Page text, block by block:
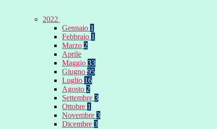
2022
Gennaio 1
Febbraio 1
Marzo 2
Aprile
Maggio 33
Giugno 95
Luglio 16
Agosto 2
Settembre 3
Ottobre 1
Novembre 3
Dicembre 3